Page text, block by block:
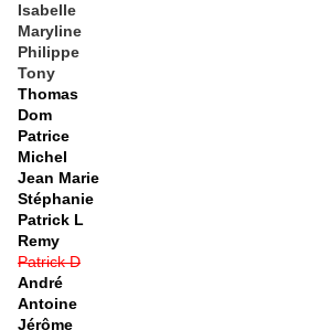
Isabelle
Maryline
Philippe
Tony
Thomas
Dom
Patrice
Michel
Jean Marie
Stéphanie
Patrick L
Remy
Patrick D
André
Antoine
Jérôme